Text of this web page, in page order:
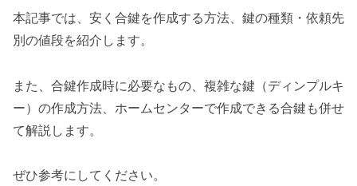
本記事では、安く合鍵を作成する方法、鍵の種類・依頼先
別の値段を紹介します。
また、合鍵作成時に必要なもの、複雑な鍵（ディンプルキ
ー）の作成方法、ホームセンターで作成できる合鍵も併せ
て解説します。
ぜひ参考にしてください。